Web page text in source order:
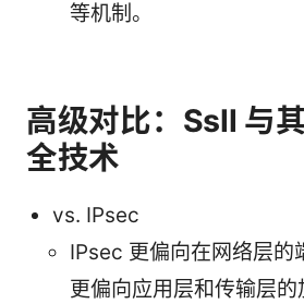
等机制。
高级对比：Ssll 与
全技术
vs. IPsec
IPsec 更偏向在网络层的
更偏向应用层和传输层的